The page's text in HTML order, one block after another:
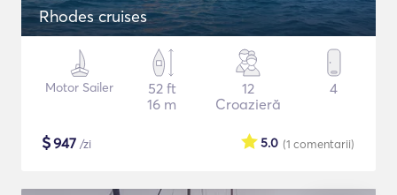
Rhodes cruises
Motor Sailer
52 ft
16 m
12
Croazieră
4
$947 /zi (1 comentarii)
5.0